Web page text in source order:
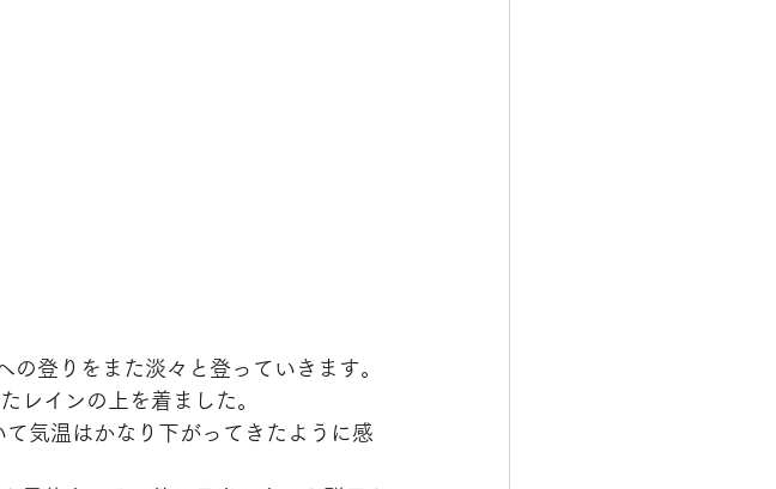
登りをまた淡々と登っていきます。
レインの上を着ました。
気温はかなり下がってきたように感